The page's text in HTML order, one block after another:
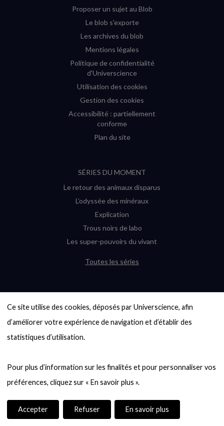
Ce site utilise des cookies, déposés par Universcience, afin
d’améliorer votre expérience de navigation et d’établir des
statistiques d’utilisation.
Pour plus d’information sur les finalités et pour personnaliser vos
Accepter Refuser En savoir plus
Proposer un sujet au Blob
Le blob s'exporte
Les archives du blob
Mentions légales
Politique de confidentialité
d'Universcience
Utilisation des cookies
Gestion des cookies
Accessibilité : partiellement
conforme
Plan du site
SÉRIES DU MOMENT
Le retour des animaux disparus
L’odyssée des minéraux
Explication
Trous noirs de labo
Les super-pouvoirs du vivant
Toutes les séries
6000 exoplanètes, et pas de « Terre »
en vue ?
Quel avenir pour les cryptos ?
Entre mathématiques et politique : la
quête d’un vote équitable
casse-tête